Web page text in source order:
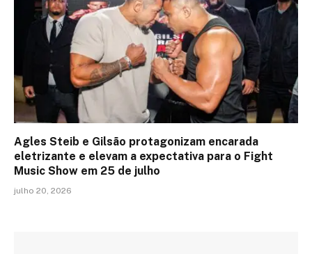
Agles Steib e Gilsão protagonizam encarada
eletrizante e elevam a expectativa para o Fight
Music Show em 25 de julho
julho 20, 2026